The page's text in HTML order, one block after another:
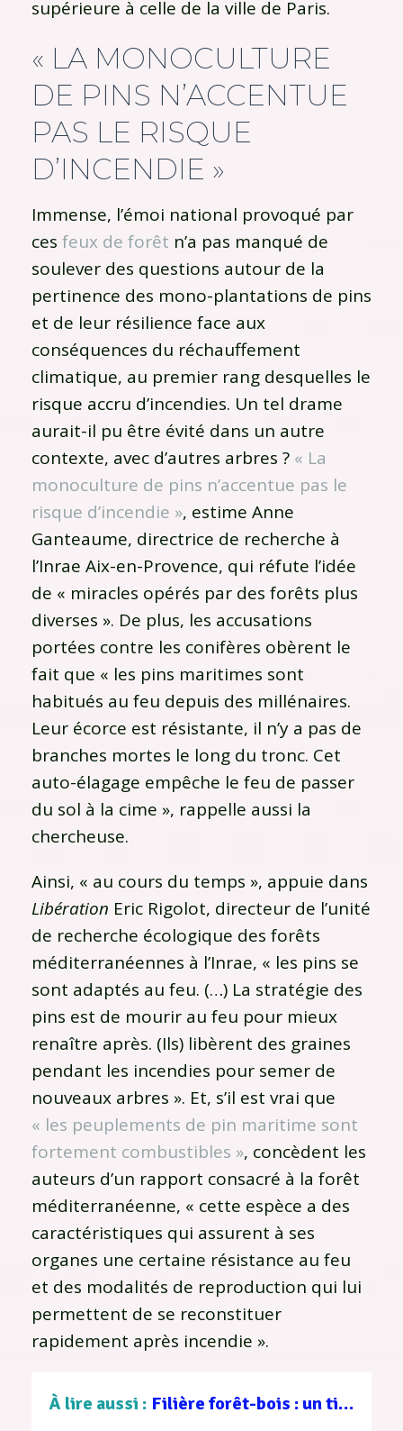
supérieure à celle de la ville de Paris.
« LA MONOCULTURE
DE PINS N’ACCENTUE
PAS LE RISQUE
D’INCENDIE »
Immense, l’émoi national provoqué par
ces feux de forêt n’a pas manqué de
soulever des questions autour de la
pertinence des mono-plantations de pins
et de leur résilience face aux
conséquences du réchauffement
climatique, au premier rang desquelles le
risque accru d’incendies. Un tel drame
aurait-il pu être évité dans un autre
contexte, avec d’autres arbres ? « La
monoculture de pins n’accentue pas le
risque d’incendie », estime Anne
Ganteaume, directrice de recherche à
l’Inrae Aix-en-Provence, qui réfute l’idée
de « miracles opérés par des forêts plus
diverses ». De plus, les accusations
portées contre les conifères obèrent le
fait que « les pins maritimes sont
habitués au feu depuis des millénaires.
Leur écorce est résistante, il n’y a pas de
branches mortes le long du tronc. Cet
auto-élagage empêche le feu de passer
du sol à la cime », rappelle aussi la
chercheuse.
Ainsi, « au cours du temps », appuie dans
Libération Eric Rigolot, directeur de l’unité
de recherche écologique des forêts
méditerranéennes à l’Inrae, « les pins se
sont adaptés au feu. (…) La stratégie des
pins est de mourir au feu pour mieux
renaître après. (Ils) libèrent des graines
pendant les incendies pour semer de
nouveaux arbres ». Et, s’il est vrai que
« les peuplements de pin maritime sont
fortement combustibles », concèdent les
auteurs d’un rapport consacré à la forêt
méditerranéenne, « cette espèce a des
caractéristiques qui assurent à ses
organes une certaine résistance au feu
et des modalités de reproduction qui lui
permettent de se reconstituer
rapidement après incendie ».
À lire aussi : Filière forêt-bois : un tissu d’entreprises au service d’une gestion durable